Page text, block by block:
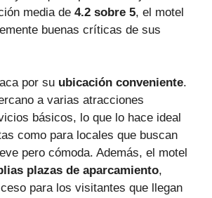
media de 4.2 sobre 5, el motel
buenas críticas de sus
por su ubicación conveniente.
a varias atracciones
básicos, lo que lo hace ideal
como para locales que buscan
pero cómoda. Además, el motel
plazas de aparcamiento,
para los visitantes que llegan